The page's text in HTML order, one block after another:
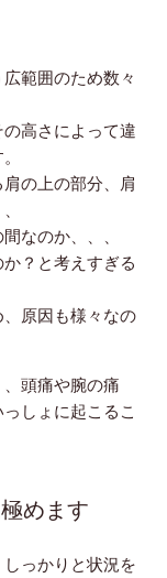
範囲のため数々
高さによって違
の上の部分、肩
なのか、、、
？と考えすぎる
原因も様々なの
頭痛や腕の痛
しょに起こるこ
めます
っかりと状況を